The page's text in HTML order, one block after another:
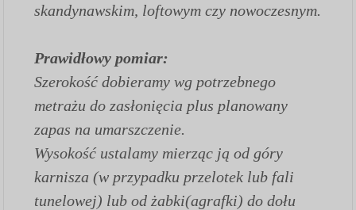
skandynawskim, loftowym czy nowoczesnym.
Prawidłowy pomiar:
Szerokość dobieramy wg potrzebnego
metrażu do zasłonięcia plus planowany
zapas na umarszczenie.
Wysokość ustalamy mierząc ją od góry
karnisza (w przypadku przelotek lub fali
tunelowej) lub od żabki(agrafki) do dołu